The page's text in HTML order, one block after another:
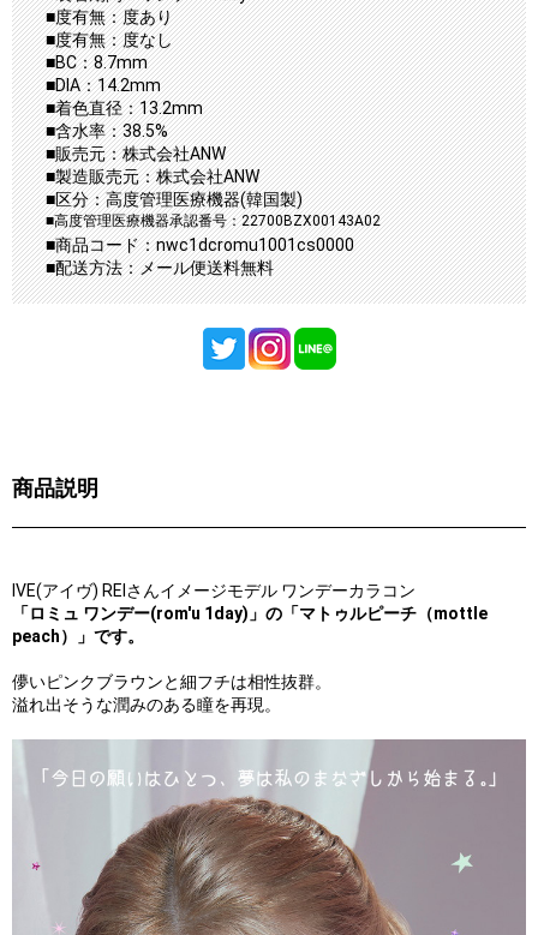
■度有無：度あり
■度有無：度なし
■BC：8.7mm
■DIA：14.2mm
■着色直径：13.2mm
■含水率：38.5%
■販売元：株式会社ANW
■製造販売元：株式会社ANW
■区分：高度管理医療機器(韓国製)
■高度管理医療機器承認番号：22700BZX00143A02
■商品コード：nwc1dcromu1001cs0000
■配送方法：メール便送料無料
商品説明
IVE(アイヴ) REIさんイメージモデル ワンデーカラコン
「ロミュ ワンデー(rom'u 1day)」の「マトゥルピーチ（mottle
peach）」です。
儚いピンクブラウンと細フチは相性抜群。
溢れ出そうな潤みのある瞳を再現。